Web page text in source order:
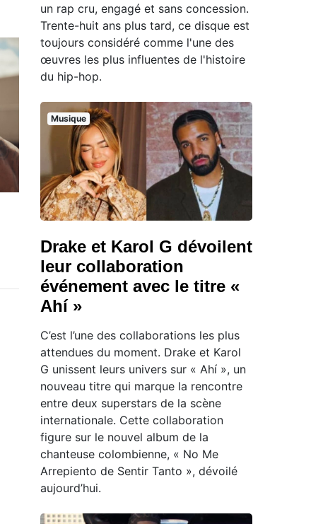
un rap cru, engagé et sans concession.
Trente-huit ans plus tard, ce disque est
toujours considéré comme l'une des
œuvres les plus influentes de l'histoire
du hip-hop.
Musique
Drake et Karol G dévoilent
leur collaboration
événement avec le titre «
Ahí »
C’est l’une des collaborations les plus
attendues du moment. Drake et Karol
G unissent leurs univers sur « Ahí », un
nouveau titre qui marque la rencontre
entre deux superstars de la scène
internationale. Cette collaboration
figure sur le nouvel album de la
chanteuse colombienne, « No Me
Arrepiento de Sentir Tanto », dévoilé
aujourd’hui.